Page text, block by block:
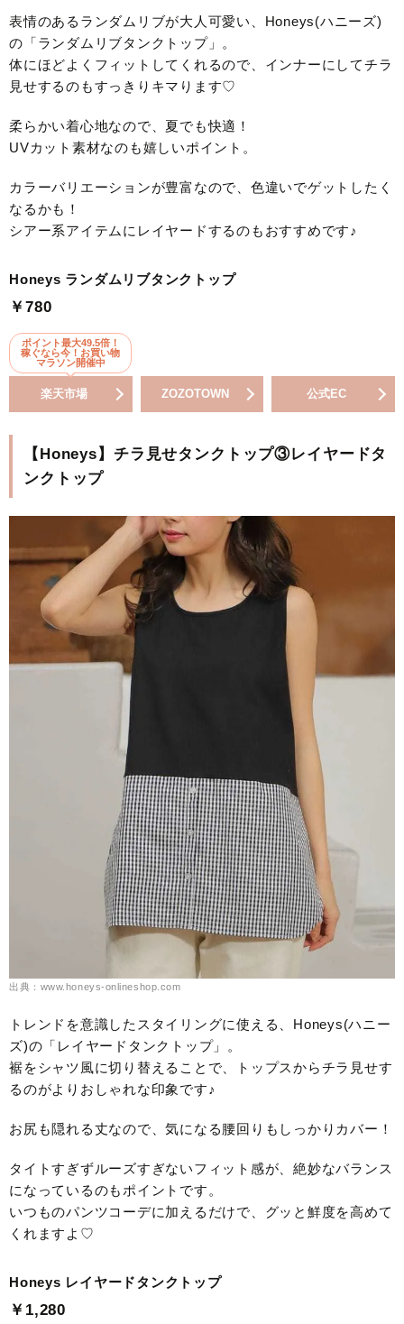
表情のあるランダムリブが大人可愛い、Honeys(ハニーズ)
の「ランダムリブタンクトップ」。
体にほどよくフィットしてくれるので、インナーにしてチラ
見せするのもすっきりキマります♡
柔らかい着心地なので、夏でも快適！
UVカット素材なのも嬉しいポイント。
カラーバリエーションが豊富なので、色違いでゲットしたく
なるかも！
シアー系アイテムにレイヤードするのもおすすめです♪
Honeys ランダムリブタンクトップ
￥780
ポイント最大49.5倍！
稼ぐなら今！お買い物
マラソン開催中
楽天市場 ZOZOTOWN 公式EC
【Honeys】チラ見せタンクトップ③レイヤードタ
ンクトップ
出典：www.honeys-onlineshop.com
トレンドを意識したスタイリングに使える、Honeys(ハニー
ズ)の「レイヤードタンクトップ」。
裾をシャツ風に切り替えることで、トップスからチラ見せす
るのがよりおしゃれな印象です♪
お尻も隠れる丈なので、気になる腰回りもしっかりカバー！
タイトすぎずルーズすぎないフィット感が、絶妙なバランス
になっているのもポイントです。
いつものパンツコーデに加えるだけで、グッと鮮度を高めて
くれますよ♡
Honeys レイヤードタンクトップ
￥1,280